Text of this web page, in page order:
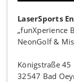
LaserSports
„funXperience
NeonGolf &
Königstraße 45
32547 Bad